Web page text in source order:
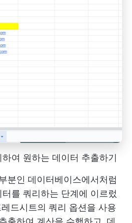
여 원하는 데이터 추출하기
분인 데이터베이스에서처럼
를 쿼리하는 단계에 이르렀
드시트의 쿼리 옵션을 사용